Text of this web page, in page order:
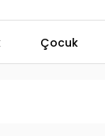
Çocuk